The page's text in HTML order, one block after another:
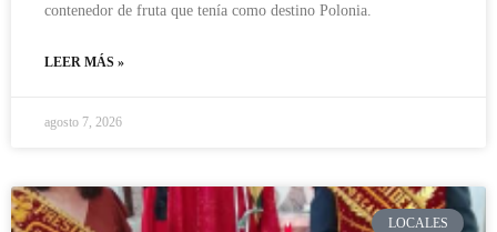
contenedor de fruta que tenía como destino Polonia.
LEER MÁS »
agosto 7, 2026
LOCALES